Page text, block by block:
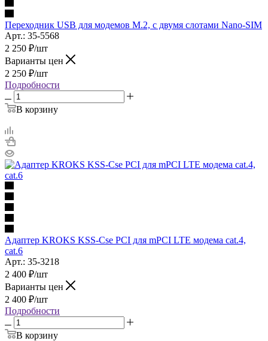
Переходник USB для модемов M.2, с двумя слотами Nano-SIM
Арт.: 35-5568
2 250 ₽/шт
Варианты цен
2 250 ₽/шт
Подробности
В корзину
Адаптер KROKS KSS-Cse PCI для mPCI LTE модема cat.4,
cat.6
Арт.: 35-3218
2 400 ₽/шт
Варианты цен
2 400 ₽/шт
Подробности
В корзину